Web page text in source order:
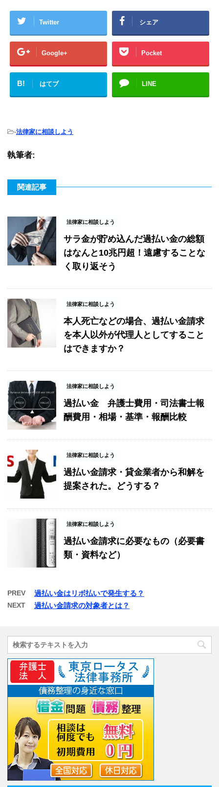
Twitter シェア
Google+ Pocket
B! はてブ LINE
-法律家に相談しよう
執筆者:
関連記事
法律家に相談しよう
サラ金が貯め込んだ過払い金の総額
はなんと10兆円超！遠慮することな
く取り返そう
法律家に相談しよう
本人死亡などの場合、過払い金請求
を本人以外が代理人としてすること
はできますか？
法律家に相談しよう
過払い金 弁護士費用・司法書士報
酬費用・相場・基準・報酬比較
法律家に相談しよう
過払い金請求・貸金業者から和解を
提案された。どうする？
法律家に相談しよう
過払い金請求に必要なもの（必要書
類・資料など）
PREV 過払い金はリボ払いで発生する？
NEXT 過払い金請求の対象者とは？